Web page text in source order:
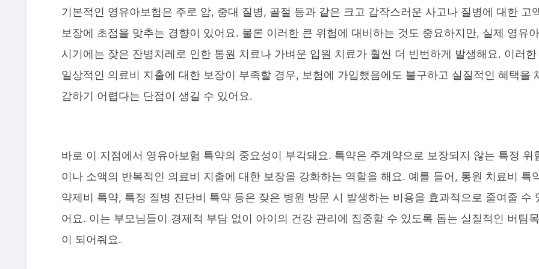
기본적인 영유아보험은 주로 암, 중대 질병, 골절 등과 같은 크고 갑작스러운 사고나 질병에 대한 고
보장에 초점을 맞추는 경향이 있어요. 물론 이러한 큰 위험에 대비하는 것도 중요하지만, 실제 영유아
시기에는 잦은 잔병치레로 인한 통원 치료나 가벼운 입원 치료가 훨씬 더 빈번하게 발생해요. 이러한
일상적인 의료비 지출에 대한 보장이 부족할 경우, 보험에 가입했음에도 불구하고 실질적인 혜택을
감하기 어렵다는 단점이 생길 수 있어요.
바로 이 지점에서 영유아보험 특약의 중요성이 부각돼요. 특약은 주계약으로 보장되지 않는 특정 위
이나 소액의 반복적인 의료비 지출에 대한 보장을 강화하는 역할을 해요. 예를 들어, 통원 치료비 특
약제비 특약, 특정 질병 진단비 특약 등은 잦은 병원 방문 시 발생하는 비용을 효과적으로 줄여줄 수
어요. 이는 부모님들이 경제적 부담 없이 아이의 건강 관리에 집중할 수 있도록 돕는 실질적인 버팀목
이 되어줘요.